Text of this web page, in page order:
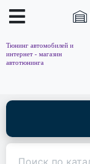
Тюнинг автомобилей и
интернет - магазин
автотюнинга